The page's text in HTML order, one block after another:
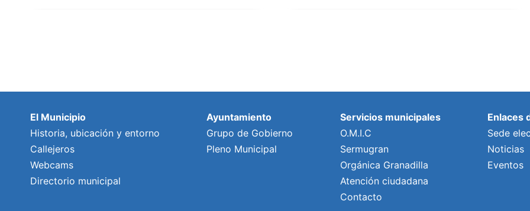
El Municipio
Historia, ubicación y entorno
Callejeros
Webcams
Directorio municipal
Ayuntamiento
Grupo de Gobierno
Pleno Municipal
Servicios municipales
O.M.I.C
Sermugran
Orgánica Granadilla
Atención ciudadana
Contacto
Enlaces
Sede
Noticias
Eventos